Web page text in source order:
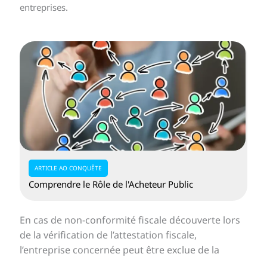
entreprises.
ARTICLE AO CONQUÊTE
Comprendre le Rôle de l'Acheteur Public
En cas de non-conformité fiscale découverte lors
de la vérification de l’attestation fiscale,
l’entreprise concernée peut être exclue de la